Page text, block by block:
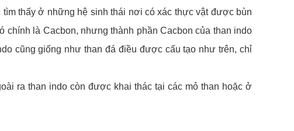
thấy ở những hệ sinh thái nơi có xác thực vật được bùn
là Cacbon, nhưng thành phần Cacbon của than indo
cũng giống như than đá điều được cấu tạo như trên, chỉ
ra than indo còn được khai thác tại các mỏ than hoặc ở